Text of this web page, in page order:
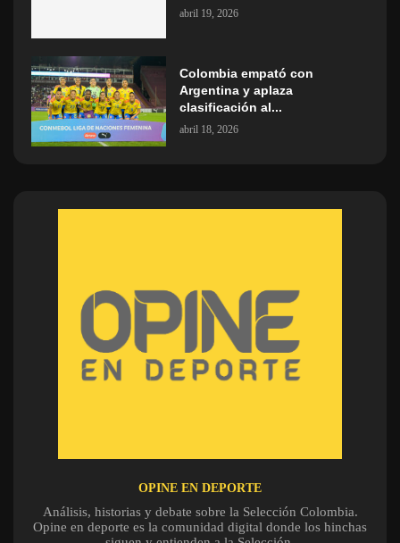
abril 19, 2026
Colombia empató con
Argentina y aplaza
clasificación al...
abril 18, 2026
OPINE EN DEPORTE
Análisis, historias y debate sobre la Selección Colombia.
Opine en deporte es la comunidad digital donde los hinchas